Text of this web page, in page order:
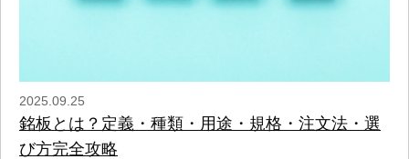
2025.09.25
銘板とは？定義・種類・用途・規格・注文法・選
び方完全攻略